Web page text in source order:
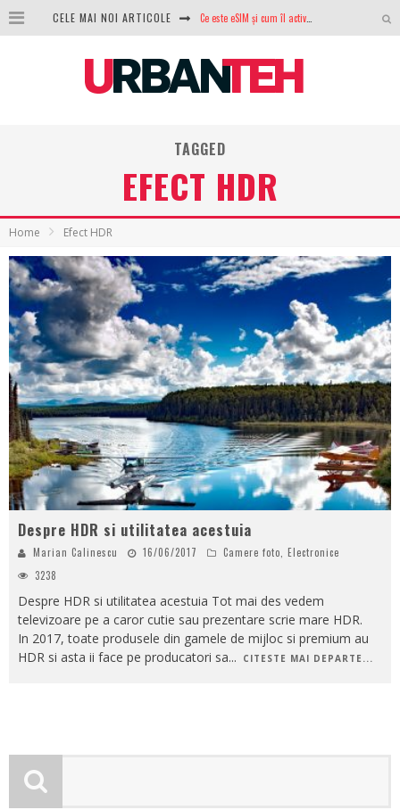
CELE MAI NOI ARTICOLE
NVIDIA avertizează: memoria RAM și SSD-urile ar putea deveni și mai scumpe în perioada următoare
GTA VI poate fi precomandat oficial. Rockstar dezvăluie edițiile oficiale și bonusurile pe care le primești
TAGGED
EFECT HDR
Home Efect HDR
Despre HDR si utilitatea acestuia
Marian Calinescu 16/06/2017 Camere foto, Electronice
3238
Despre HDR si utilitatea acestuia Tot mai des vedem
televizoare pe a caror cutie sau prezentare scrie mare HDR.
In 2017, toate produsele din gamele de mijloc si premium au
HDR si asta ii face pe producatori sa... CITESTE MAI DEPARTE...